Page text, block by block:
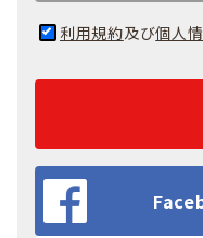
利用規約及び個人